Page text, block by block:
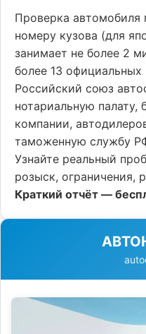
Проверка автомобиля
номеру кузова (для
занимает не более 2
более 13
Российский союз
нотариальную палату,
компании,
таможенную службу
Узнайте реальный
розыск, ограничения,
Краткий отчёт —